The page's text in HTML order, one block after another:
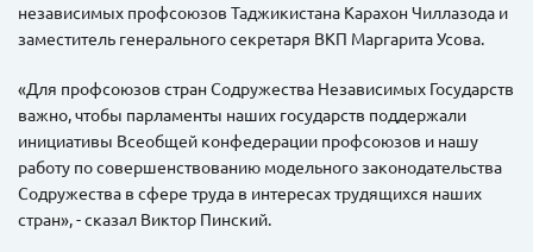
независимых профсоюзов Таджикистана Карахон Чиллазода и
заместитель генерального секретаря ВКП Маргарита Усова.
«Для профсоюзов стран Содружества Независимых Государств
важно, чтобы парламенты наших государств поддержали
инициативы Всеобщей конфедерации профсоюзов и нашу
работу по совершенствованию модельного законодательства
Содружества в сфере труда в интересах трудящихся наших
стран», - сказал Виктор Пинский.